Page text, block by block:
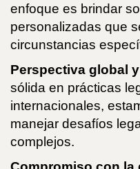
enfoque es brindar
personalizadas que
circunstancias
Perspectiva global
sólida en prácticas
internacionales,
manejar desafíos
complejos.